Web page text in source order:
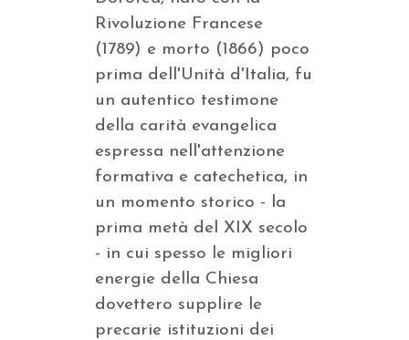
Rivoluzione Francese
(1789) e morto (1866) poco
prima dell'Unità d'Italia, fu
un autentico testimone
della carità evangelica
espressa nell'attenzione
formativa e catechetica, in
un momento storico - la
prima metà del XIX secolo
- in cui spesso le migliori
energie della Chiesa
dovettero supplire le
precarie istituzioni dei